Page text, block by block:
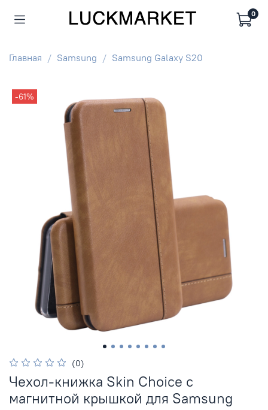
0
Главная Samsung Samsung Galaxy S20
-61%
(0)
Чехол-книжка Skin Choice с
магнитной крышкой для Samsung